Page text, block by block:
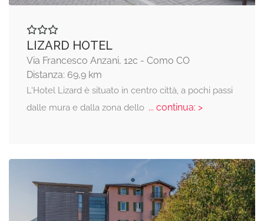
LIZARD HOTEL
Via Francesco Anzani, 12c - Como CO
Distanza: 69,9 km
L‘Hotel Lizard è situato in centro città, a pochi passi
dalle mura e dalla zona dello... continua: >